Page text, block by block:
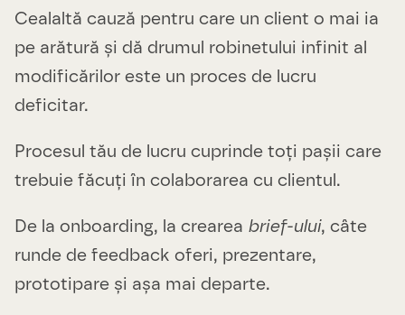
Cealaltă cauză pentru care un client o mai ia
pe arătură și dă drumul robinetului infinit al
modificărilor este un proces de lucru
deficitar.
Procesul tău de lucru cuprinde toți pașii care
trebuie făcuți în colaborarea cu clientul.
De la onboarding, la crearea brief-ului, câte
runde de feedback oferi, prezentare,
prototipare și așa mai departe.